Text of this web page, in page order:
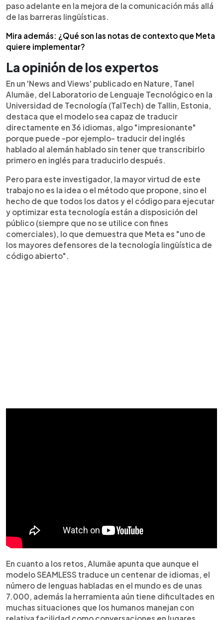
paso adelante en la mejora de la comunicación más allá
de las barreras lingüísticas.
Mira además: ¿Qué son las notas de contexto que Meta
quiere implementar?
La opinión de los expertos
En un 'News and Views' publicado en Nature, Tanel
Alumäe, del Laboratorio de Lenguaje Tecnológico en la
Universidad de Tecnología (TalTech) de Tallin, Estonia,
destaca que el modelo sea capaz de traducir
directamente en 36 idiomas, algo "impresionante"
porque puede -por ejemplo- traducir del inglés
hablado al alemán hablado sin tener que transcribirlo
primero en inglés para traducirlo después.
Pero para este investigador, la mayor virtud de este
trabajo no es la idea o el método que propone, sino el
hecho de que todos los datos y el código para ejecutar
y optimizar esta tecnología están a disposición del
público (siempre que no se utilice con fines
comerciales), lo que demuestra que Meta es "uno de
los mayores defensores de la tecnología lingüística de
código abierto".
En cuanto a los retos, Alumäe apunta que aunque el
modelo SEAMLESS traduce un centenar de idiomas, el
número de lenguas habladas en el mundo es de unas
7.000, además la herramienta aún tiene dificultades en
muchas situaciones que los humanos manejan con
relativa facilidad como conversaciones en lugares